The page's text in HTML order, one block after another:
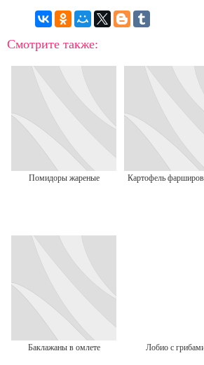
Смотрите также:
Помидоры жареные Картофель
Баклажаны в омлете Лобио с